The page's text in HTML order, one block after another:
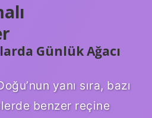
Günlük Ağacı
yanı sıra, bazı
benzer reçine